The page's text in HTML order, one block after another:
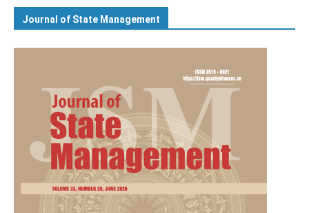
Journal of State Management